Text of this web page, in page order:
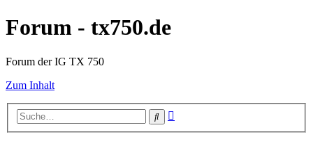
Forum - tx750.de
Forum der IG TX 750
Zum Inhalt
Suche